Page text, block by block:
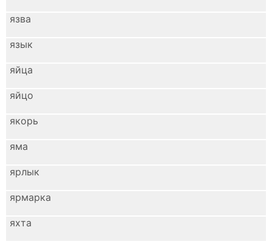
язва
язык
яйца
яйцо
якорь
яма
ярлык
ярмарка
яхта